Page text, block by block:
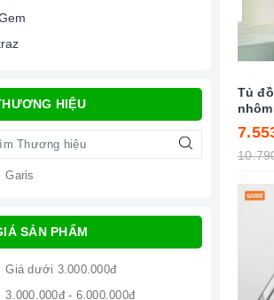
HIỆU
Garis
SẢN PHẨM
Giá dưới 3.000.000đ
3.000.000đ - 6.000.000đ
Tủ